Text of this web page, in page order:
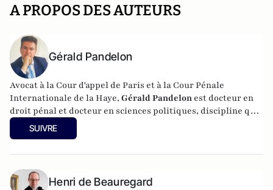
A PROPOS DES AUTEURS
Gérald Pandelon
Avocat à la Cour d'appel de Paris et à la Cour Pénale
Internationale de la Haye, Gérald Pandelon est docteur en
droit pénal et docteur en sciences politiques, discipline qu'il
a enseignée pendant 15 ans. Gérald Pandelon est Président
de l'Association française des professionnels de la justice et
française" (Editions Reinharc,
2025),
SUIVRE
Henri de Beauregard